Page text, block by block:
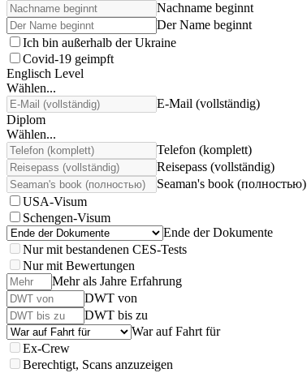
Nachname beginnt
Der Name beginnt
Ich bin außerhalb der Ukraine
Covid-19 geimpft
Englisch Level
Wählen...
E-Mail (vollständig)
Diplom
Wählen...
Telefon (komplett)
Reisepass (vollständig)
Seaman's book (полностью)
USA-Visum
Schengen-Visum
Ende der Dokumente
Nur mit bestandenen CES-Tests
Nur mit Bewertungen
Mehr als Jahre Erfahrung
DWT von
DWT bis zu
War auf Fahrt für
Ex-Crew
Berechtigt, Scans anzuzeigen